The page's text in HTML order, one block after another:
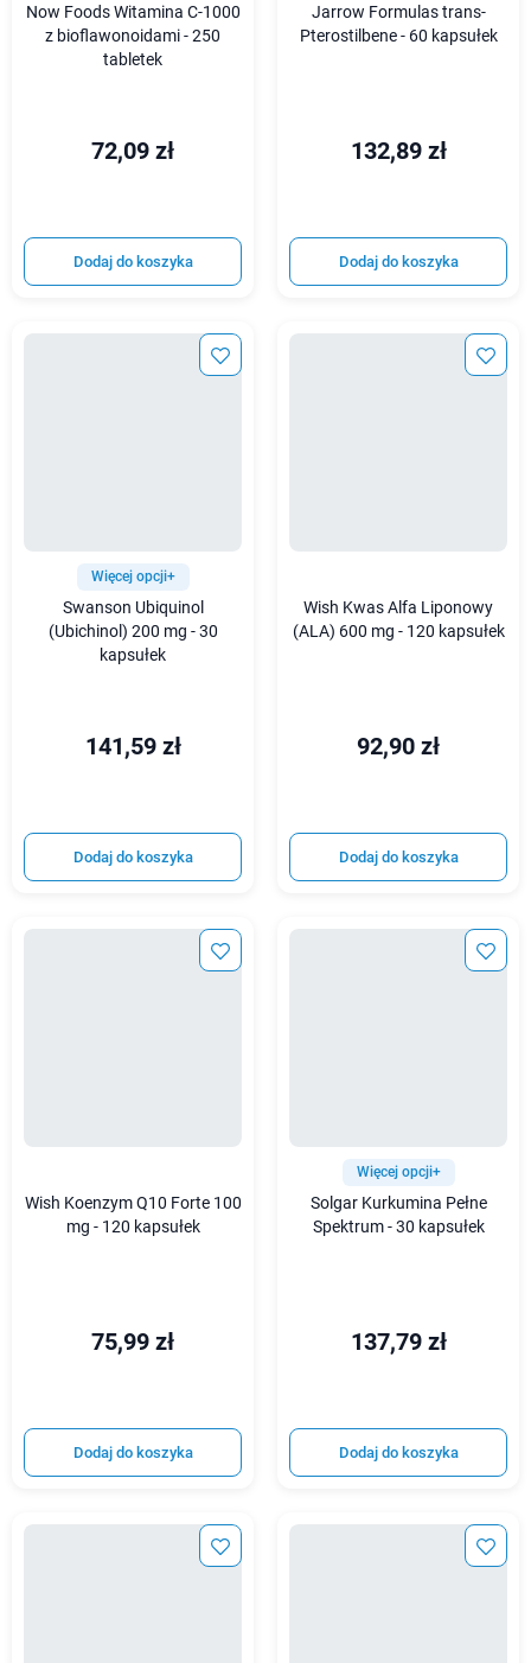
Now Foods Witamina C-1000
z bioflawonoidami - 250
tabletek
72,09 zł
Dodaj do koszyka
Jarrow Formulas trans-
Pterostilbene - 60 kapsułek
132,89 zł
Dodaj do koszyka
Więcej opcji+
Swanson Ubiquinol
(Ubichinol) 200 mg - 30
kapsułek
141,59 zł
Dodaj do koszyka
Wish Kwas Alfa Liponowy
(ALA) 600 mg - 120 kapsułek
92,90 zł
Dodaj do koszyka
Wish Koenzym Q10 Forte 100
mg - 120 kapsułek
75,99 zł
Dodaj do koszyka
Więcej opcji+
Solgar Kurkumina Pełne
Spektrum - 30 kapsułek
137,79 zł
Dodaj do koszyka